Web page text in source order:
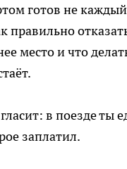
готов не
правильно
место и что
в поезде ты
заплатил.